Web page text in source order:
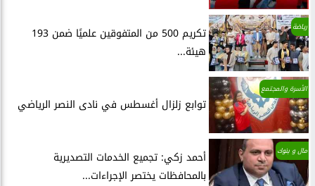
رياضة
تكريم 500 من المتفوقين علميًا ضمن 193
هيئة...
الأسرة والمجتمع
توابع زلزال أغسطس في نادى النصر الرياضي
مال و بنوك
أحمد زكي: تجميع الخدمات التصديرية
بالمحافظات يختصر الإجراءات...